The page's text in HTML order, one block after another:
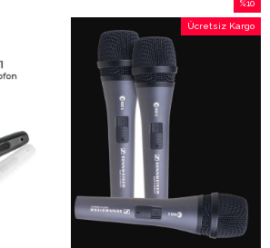
%10
İndirim
Ücretsiz Kargo